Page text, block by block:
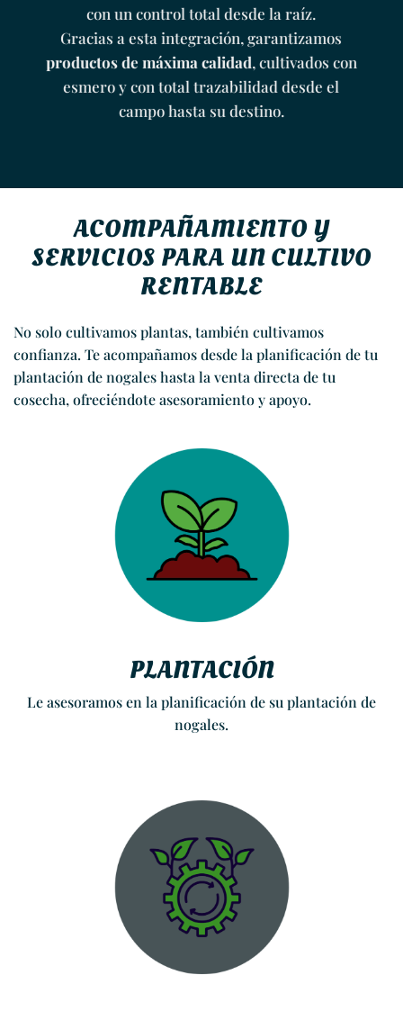
con un control total desde la raíz.
Gracias a esta integración, garantizamos
productos de máxima calidad, cultivados con
esmero y con total trazabilidad desde el
campo hasta su destino.
ACOMPAÑAMIENTO Y
SERVICIOS PARA UN CULTIVO
RENTABLE
No solo cultivamos plantas, también cultivamos
confianza. Te acompañamos desde la planificación de tu
plantación de nogales hasta la venta directa de tu
cosecha, ofreciéndote asesoramiento y apoyo.
PLANTACIÓN
Le asesoramos en la planificación de su plantación de
nogales.